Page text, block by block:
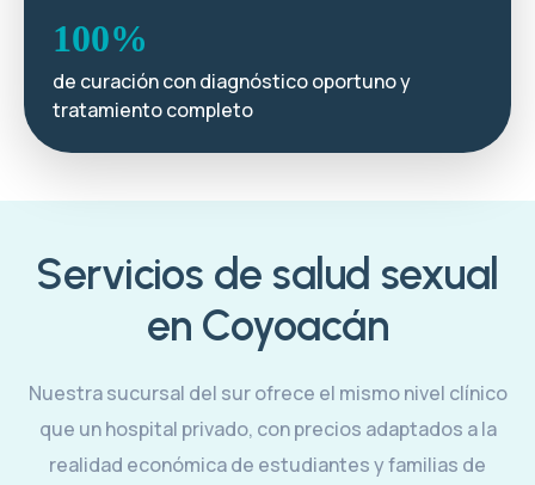
100%
de curación con diagnóstico oportuno y
tratamiento completo
Servicios de salud sexual
en Coyoacán
Nuestra sucursal del sur ofrece el mismo nivel clínico
que un hospital privado, con precios adaptados a la
realidad económica de estudiantes y familias de